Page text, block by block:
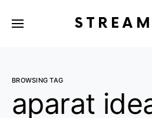
BROWSING TAG
aparat